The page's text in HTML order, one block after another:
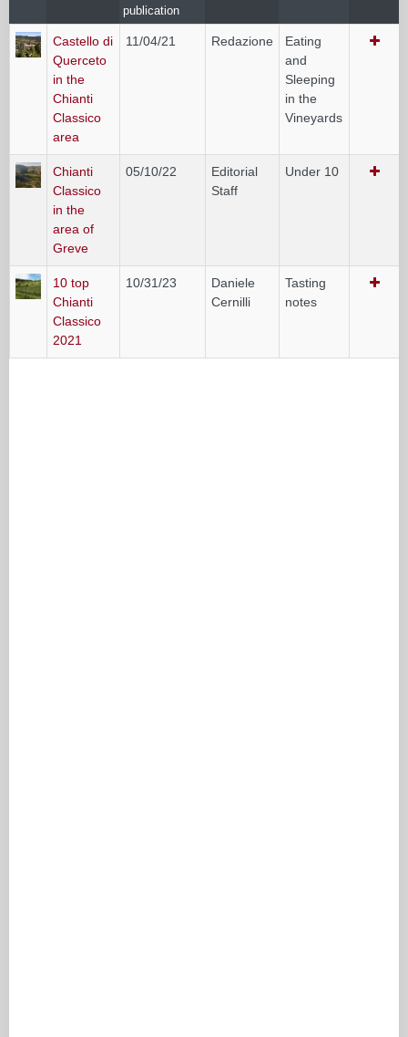
publication
Castello di
Querceto
in the
Chianti
Classico
area
11/04/21 Redazione
Eating
and
Sleeping
in the
Vineyards
Chianti
Classico
in the
area of
Greve
05/10/22
Editorial
Staff
Under 10
10 top
Chianti
Classico
2021
10/31/23
Daniele
Cernilli
Tasting
notes